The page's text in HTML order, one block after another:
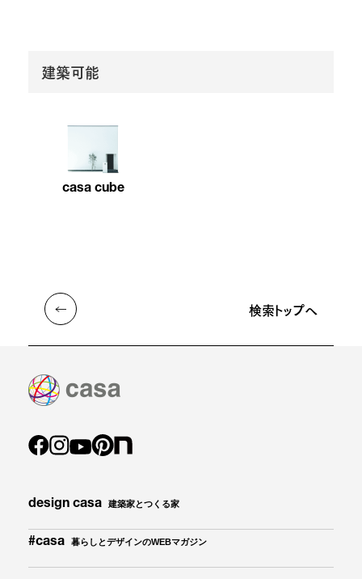
建築可能
casa cube
検索トップへ
design casa 建築家とつくる家
#casa 暮らしとデザインのWEBマガジン